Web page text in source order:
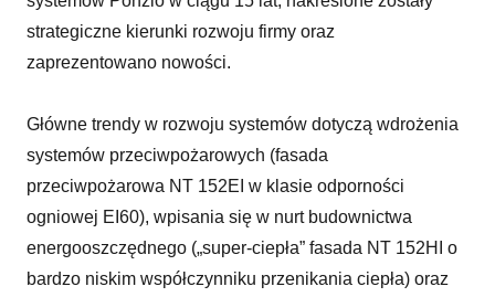
strategiczne kierunki rozwoju firmy oraz
zaprezentowano nowości.
Główne trendy w rozwoju systemów dotyczą wdrożenia
systemów przeciwpożarowych (fasada
przeciwpożarowa NT 152EI w klasie odporności
ogniowej EI60), wpisania się w nurt budownictwa
energooszczędnego („super-ciepła” fasada NT 152HI o
bardzo niskim współczynniku przenikania ciepła) oraz